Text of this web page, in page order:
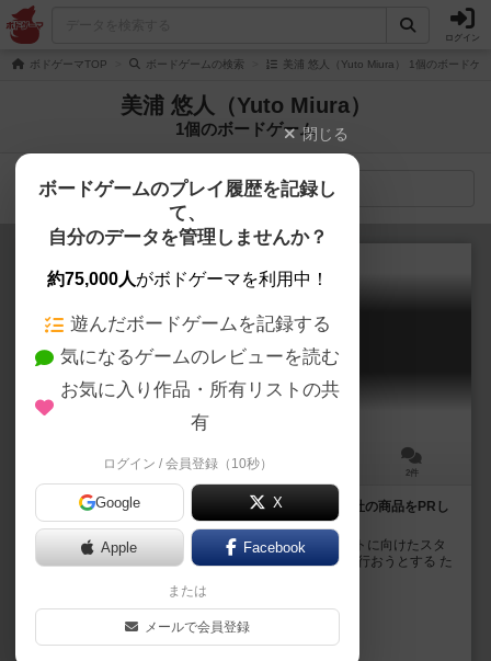
ログイン
ボドゲーマTOP ボードゲームの検索 美浦 悠人（Yuto Miura） 1個のボードゲ
美浦 悠人（Yuto Miura）
1個のボードゲーム
検索メニュー
ビバレッジ
BEVERAGE
90分前後 2件
世界的イベントに向けて建設中の新スタジアムでわが社の商品をPRし
よう！
各プレイヤーは飲料会社のCEOとなり、世界的イベントに向けたスタ
ジアム建設に資金援助して新スタジアムでのPR活動を行おうとする た
二階堂 このみ（Konomi Nikaido)
美浦 悠人（Yuto Miura）
閉じる
ボードゲームのプレイ履歴を記録し
て、
自分のデータを管理しませんか？
約75,000人がボドゲーマを利用中！
遊んだボードゲームを記録する
気になるゲームのレビューを読む
お気に入り作品・所有リストの共
有
ログイン / 会員登録（10秒）
Google X
Apple Facebook
または
メールで会員登録